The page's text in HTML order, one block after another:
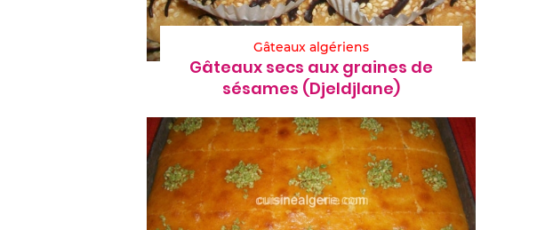
Gâteaux algériens
Gâteaux secs aux graines de
sésames (Djeldjlane)